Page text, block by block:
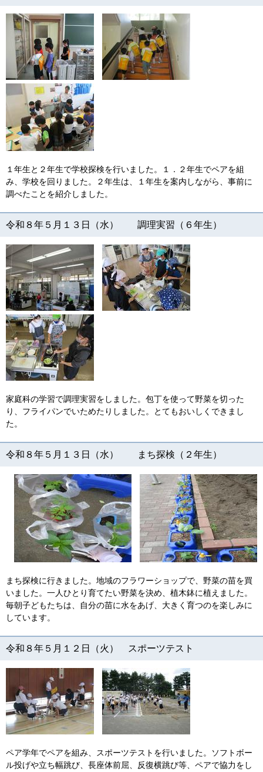
１年生と２年生で学校探検を行いました。１．２年生でペアを組
み、学校を回りました。２年生は、１年生を案内しながら、事前に
調べたことを紹介しました。
令和８年５月１３日（水） 調理実習（６年生）
家庭科の学習で調理実習をしました。包丁を使って野菜を切った
り、フライパンでいためたりしました。とてもおいしくできまし
た。
令和８年５月１３日（水） まち探検（２年生）
まち探検に行きました。地域のフラワーショップで、野菜の苗を買
いました。一人ひとり育てたい野菜を決め、植木鉢に植えました。
毎朝子どもたちは、自分の苗に水をあげ、大きく育つのを楽しみに
しています。
令和８年５月１２日（火） スポーツテスト
ペア学年でペアを組み、スポーツテストを行いました。ソフトボー
ル投げや立ち幅跳び、長座体前屈、反復横跳び等、ペアで協力をし